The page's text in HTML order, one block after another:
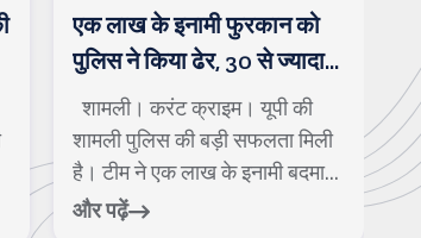
कसाना डीजे हो गया खराब, लगा
लंबा जाम, लोग देखने को आ रहे हैं
मुजफ्फरनगर। करंट क्राइम।
कांवड यात्रा के दौरान कसाना डीजे
की चर्चा तेज हो रही है। लोनी के
निस...
और पढ़ें